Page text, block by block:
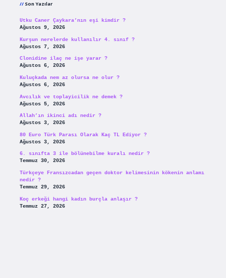
Son Yazılar
Utku Caner Çaykara’nın eşi kimdir ?
Ağustos 9, 2026
Kurşun nerelerde kullanılır 4. sınıf ?
Ağustos 7, 2026
Clonidine ilaç ne işe yarar ?
Ağustos 6, 2026
Kuluçkada nem az olursa ne olur ?
Ağustos 6, 2026
Avcılık ve toplayicilik ne demek ?
Ağustos 5, 2026
Allah’ın ikinci adı nedir ?
Ağustos 3, 2026
80 Euro Türk Parası Olarak Kaç TL Ediyor ?
Ağustos 3, 2026
6. sınıfta 3 ile bölünebilme kuralı nedir ?
Temmuz 30, 2026
Türkçeye Fransızcadan geçen doktor kelimesinin kökenin anlamı
nedir ?
Temmuz 29, 2026
Koç erkeği hangi kadın burçla anlaşır ?
Temmuz 27, 2026